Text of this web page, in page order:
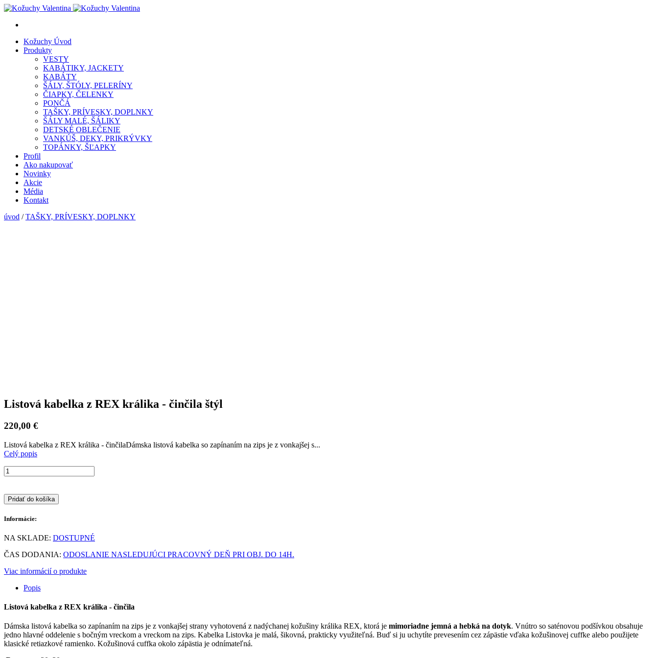
Kožuchy Úvod
Produkty
VESTY
KABÁTIKY, JACKETY
KABÁTY
ŠÁLY, ŠTÓLY, PELERÍNY
ČIAPKY, ČELENKY
PONČÁ
TAŠKY, PRÍVESKY, DOPLNKY
ŠÁLY MALÉ, ŠÁLIKY
DETSKÉ OBLEČENIE
VANKÚŠ, DEKY, PRIKRÝVKY
TOPÁNKY, ŠĽAPKY
Profil
Ako nakupovať
Novinky
Akcie
Média
Kontakt
úvod /TAŠKY, PRÍVESKY, DOPLNKY
Listová kabelka z REX králika - činčila štýl
220,00 €
Listová kabelka z REX králika - činčilaDámska listová kabelka so zapínaním na zips je z vonkajšej s...
Celý popis
Pridať do košíka
Informácie:
NA SKLADE: DOSTUPNÉ
ČAS DODANIA: ODOSLANIE NASLEDUJÚCI PRACOVNÝ DEŇ PRI OBJ. DO 14H.
Viac informácií o produkte
Popis
Listová kabelka z REX králika - činčila
Dámska listová kabelka so zapínaním na zips je z vonkajšej strany vyhotovená z nadýchanej kožušiny králika REX, ktorá je mimoriadne jemná a hebká na dotyk. Vnútro so saténovou podšívkou obsahuje
jedno hlavné oddelenie s bočným vreckom a vreckom na zips. Kabelka Listovka je malá, šikovná, prakticky využiteľná. Buď si ju uchytíte prevesením cez zápästie vďaka kožušinovej cuffke alebo použijete
klasické retiazkové ramienko. Kožušinová cuffka okolo zápästia je odnímateľná.